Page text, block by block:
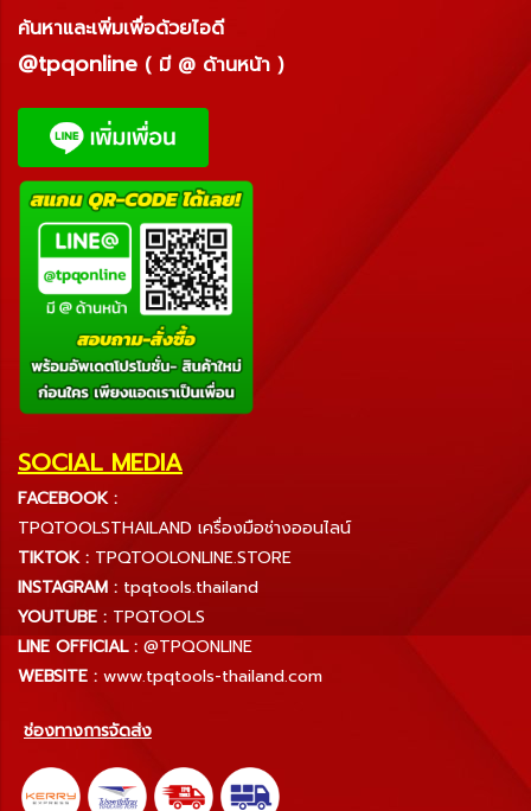
ค้นหาและเพิ่มเพื่อด้วยไอดี
@tpqonline ( มี @ ด้านหน้า )
SOCIAL MEDIA
FACEBOOK :
TPQTOOLSTHAILAND เครื่องมือช่างออนไลน์
TIKTOK : TPQTOOLONLINE.STORE
INSTAGRAM : tpqtools.thailand
YOUTUBE : TPQTOOLS
LINE OFFICIAL : @TPQONLINE
WEBSITE : www.tpqtools-thailand.com
ช่องทางการจัดส่ง